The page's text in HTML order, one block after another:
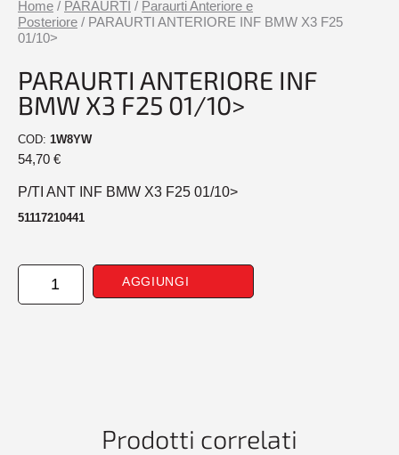
Home / PARAURTI / Paraurti Anteriore e
Posteriore / PARAURTI ANTERIORE INF BMW X3 F25
01/10>
PARAURTI ANTERIORE INF
BMW X3 F25 01/10>
COD: 1W8YW
54,70 €
P/TI ANT INF BMW X3 F25 01/10>
51117210441
PARAURTI
ANTERIORE
AGGIUNGI
Prodotti correlati